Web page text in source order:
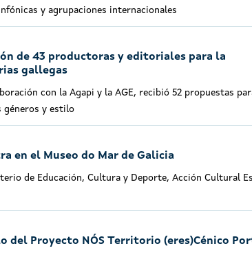
y agrupaciones internacionales
de 43 productoras y editoriales para la
gallegas
con la Agapi y la AGE, recibió 52 propuestas
géneros y estilo
en el Museo do Mar de Galicia
de Educación, Cultura y Deporte, Acción Cultural
del Proyecto NÓS Territorio (eres)Cénico